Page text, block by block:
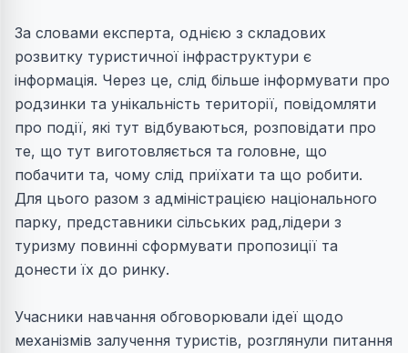
За словами експерта, однією з складових
розвитку туристичної інфраструктури є
інформація. Через це, слід більше інформувати про
родзинки та унікальність території, повідомляти
про події, які тут відбуваються, розповідати про
те, що тут виготовляється та головне, що
побачити та, чому слід приїхати та що робити.
Для цього разом з адміністрацією національного
парку, представники сільських рад,лідери з
туризму повинні сформувати пропозиції та
донести їх до ринку.
Учасники навчання обговорювали ідеї щодо
механізмів залучення туристів, розглянули питання